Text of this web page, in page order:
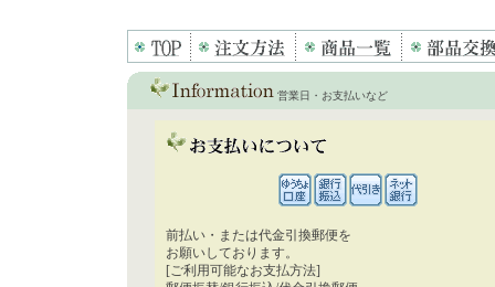
営業日・お支払いなど
前払い・または代金引換郵便を
お願いしております。
[ご利用可能なお支払方法]